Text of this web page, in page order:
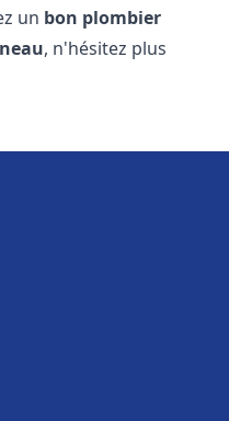
un bon plombier
, n'hésitez plus